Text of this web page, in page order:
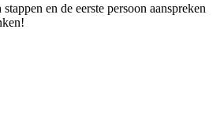
en de eerste persoon aanspreken